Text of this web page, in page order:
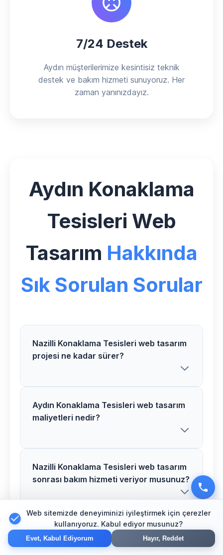
7/24 Destek
Aydın müşterilerimize kesintisiz teknik
destek ve bakım hizmeti sunuyoruz. Her
zaman yanınızdayız.
Aydın Konaklama
Tesisleri Web
Tasarım Hakkında
Sık Sorulan Sorular
Nazilli Konaklama Tesisleri web tasarım
projesi ne kadar sürer?
Nazilli bölgesindeki Konaklama Tesisleri
web tasarım projelerimiz proje
danışmanlık alabilirsiniz.
Aydın Konaklama Tesisleri web tasarım
maliyetleri nedir?
Aydın bölgesinde Konaklama Tesisleri
web tasarım maliyetleri proje
detaylarına göre değişir. Size özel teklif
hazırlamak için ücretsiz görüşme
yapalım.
Nazilli Konaklama Tesisleri web tasarım
sonrası bakım hizmeti veriyor musunuz?
Evet, Nazilli bölgesindeki tüm
Konaklama Tesisleri web tasarım
Aydın Konaklama Tesisleri web tasarım
alanında deneyiminiz nedir?
Web sitemizde deneyiminizi iyileştirmek için çerezler
kullanıyoruz. Kabul ediyor musunuz?
Evet, Kabul Ediyorum Hayır, Reddet